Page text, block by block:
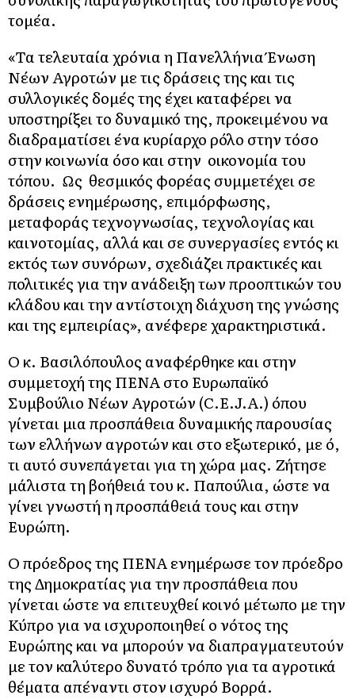
τομέα.
«Τα τελευταία χρόνια η Πανελλήνια Ένωση
Νέων Αγροτών με τις δράσεις της και τις
συλλογικές δομές της έχει καταφέρει να
υποστηρίξει το δυναμικό της, προκειμένου να
διαδραματίσει ένα κυρίαρχο ρόλο στην τόσο
στην κοινωνία όσο και στην οικονομία του
τόπου. Ως θεσμικός φορέας συμμετέχει σε
δράσεις ενημέρωσης, επιμόρφωσης,
μεταφοράς τεχνογνωσίας, τεχνολογίας και
καινοτομίας, αλλά και σε συνεργασίες εντός κι
εκτός των συνόρων, σχεδιάζει πρακτικές και
πολιτικές για την ανάδειξη των προοπτικών του
κλάδου και την αντίστοιχη διάχυση της γνώσης
και της εμπειρίας», ανέφερε χαρακτηριστικά.
Ο κ. Βασιλόπουλος αναφέρθηκε και στην
συμμετοχή της ΠΕΝΑ στο Ευρωπαϊκό
Συμβούλιο Νέων Αγροτών (C.E.J.A.) όπου
γίνεται μια προσπάθεια δυναμικής παρουσίας
των ελλήνων αγροτών και στο εξωτερικό, με ό,
τι αυτό συνεπάγεται για τη χώρα μας. Ζήτησε
μάλιστα τη βοήθειά του κ. Παπούλια, ώστε να
γίνει γνωστή η προσπάθειά τους και στην
Ευρώπη.
Ο πρόεδρος της ΠΕΝΑ ενημέρωσε τον πρόεδρο
της Δημοκρατίας για την προσπάθεια που
γίνεται ώστε να επιτευχθεί κοινό μέτωπο με την
Κύπρο για να ισχυροποιηθεί ο νότος της
Ευρώπης και να μπορούν να διαπραγματευτούν
με τον καλύτερο δυνατό τρόπο για τα αγροτικά
θέματα απέναντι στον ισχυρό Βορρά.